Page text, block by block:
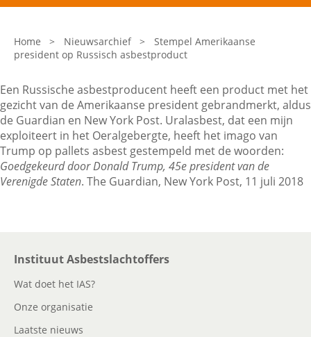
Laatste nieuws
Onze organisatie
Veelgestelde vragen
Contactgegevens
Home > Nieuwsarchief >
Stempel Amerikaanse
president op Russisch asbestproduct
Een Russische asbestproducent heeft een product met het
gezicht van de Amerikaanse president gebrandmerkt, aldus
de Guardian en New York Post. Uralasbest, dat een mijn
exploiteert in het Oeralgebergte, heeft het imago van
Trump op pallets asbest gestempeld met de woorden:
Goedgekeurd door Donald Trump, 45e president van de
Verenigde Staten. The Guardian, New York Post, 11 juli 2018
Instituut Asbestslachtoffers
Wat doet het IAS?
Onze organisatie
Laatste nieuws